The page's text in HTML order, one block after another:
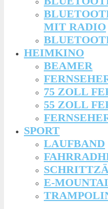
MIT RADIO
HEIMKINO
BEAMER
75 ZOLL
55 ZOLL
SPORT
LAUFBAND
E-